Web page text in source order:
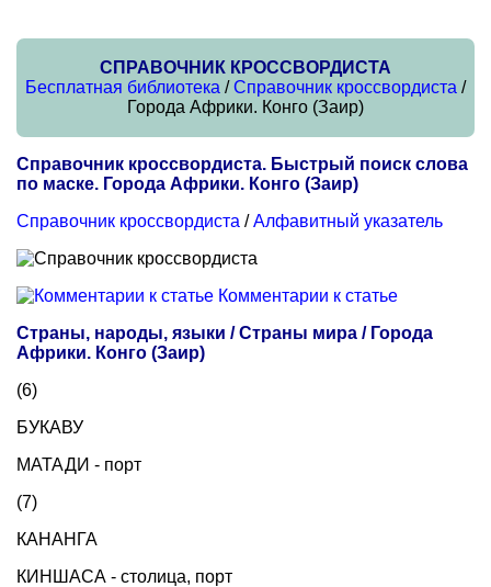
СПРАВОЧНИК КРОССВОРДИСТА
Бесплатная библиотека /Справочник кроссвордиста /
Города Африки. Конго (Заир)
Справочник кроссвордиста. Быстрый поиск слова
по маске. Города Африки. Конго (Заир)
Справочник кроссвордиста /Алфавитный указатель
Комментарии к статье
Страны, народы, языки / Страны мира / Города
Африки. Конго (Заир)
(6)
БУКАВУ
МАТАДИ - порт
(7)
КАНАНГА
КИНШАСА - столица, порт